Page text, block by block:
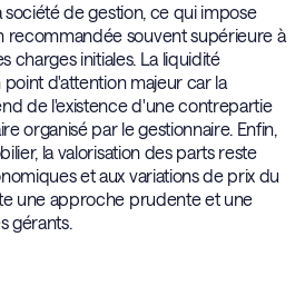
de gestion, ce qui impose
recommandée souvent supérieure à
charges initiales. La liquidité
d'attention majeur car la
de l'existence d'une contrepartie
organisé par le gestionnaire. Enfin,
la valorisation des parts reste
et aux variations de prix du
une approche prudente et une
gérants.